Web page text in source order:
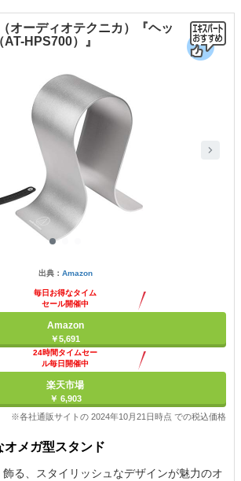
オーディオテクニカ）『ヘッ
AT-HPS700）』
出典： Amazon
毎日お得なタイム
セール開催中
Amazon
￥5,691
24時間タイムセー
ル毎日開催中
楽天市場
￥ 6,903
※各社通販サイトの 2024年10月21日時点 での税込価格
オメガ型スタンド
る、スタイリッシュなデザインが魅力のオ